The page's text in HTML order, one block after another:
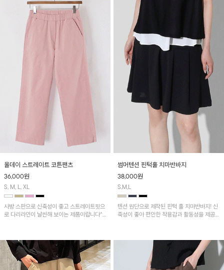
올데이 스트레이트 코튼팬츠
36,000원
S, M, L, XL
사방 스판으로 신축성이 좋고 스트레이트핏으
로 다리라인이 날씬해 보이는 제품이랍니다^^
썸머텐션 핀턱훌 치마반바지
38,000원
S,M,L
텐션 원단으로 제작된 핀턱 훌 치마반바지! 신
축성이 좋아 편안한 착용감과 활동성을 제공하